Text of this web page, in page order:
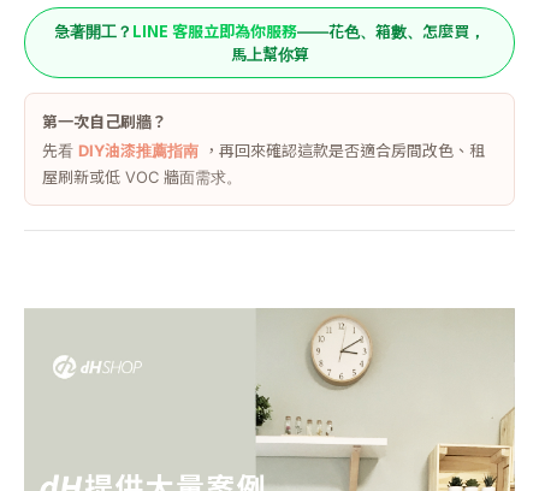
急著開工？ LINE 客服立即為你服務——花色、箱數、怎麼買，
馬上幫你算
第一次自己刷牆？
先看 DIY油漆推薦指南 ，再回來確認這款是否適合房間改色、租
屋刷新或低 VOC 牆面需求。